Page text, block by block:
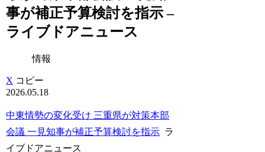
事が補正予算検討を指示 –
ライブドアニュース
情報
X コピー
2026.05.18
中東情勢の変化受け 三重県が対策本部
会議 一見知事が補正予算検討を指示 ラ
イブドアニュース